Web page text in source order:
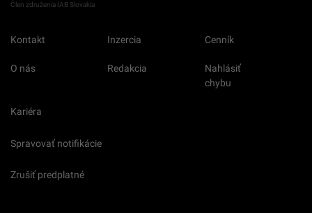
Člen združenia IAB Slovakia
Kontakt Inzercia Cenník
O nás Redakcia
Nahlásiť
chybu
Kariéra
Spravovať notifikácie
Zrušiť predplatné